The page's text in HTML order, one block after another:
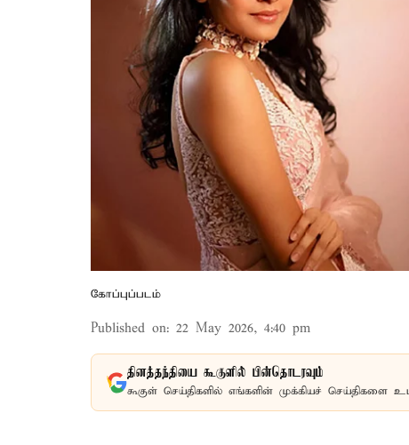
கோப்புப்படம்
Published on: 22 May 2026, 4:40 pm
தினத்தந்தியை கூகுளில் பின்தொடரவும்
கூகுள் செய்திகளில் எங்களின் முக்கியச் செய்திகளை